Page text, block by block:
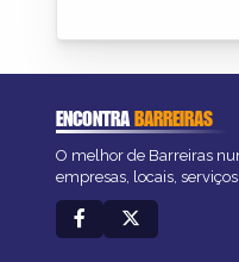
ENCONTRABARREIRAS
O melhor de Barreiras
empresas, locais,